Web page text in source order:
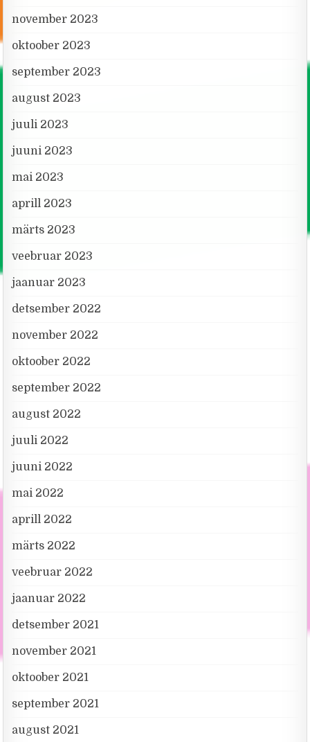
november 2023
oktoober 2023
september 2023
august 2023
juuli 2023
juuni 2023
mai 2023
aprill 2023
märts 2023
veebruar 2023
jaanuar 2023
detsember 2022
november 2022
oktoober 2022
september 2022
august 2022
juuli 2022
juuni 2022
mai 2022
aprill 2022
märts 2022
veebruar 2022
jaanuar 2022
detsember 2021
november 2021
oktoober 2021
september 2021
august 2021